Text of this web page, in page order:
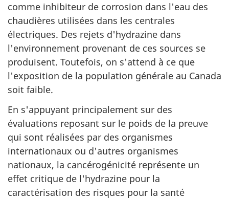
comme inhibiteur de corrosion dans l'eau des
chaudières utilisées dans les centrales
électriques. Des rejets d'hydrazine dans
l'environnement provenant de ces sources se
produisent. Toutefois, on s'attend à ce que
l'exposition de la population générale au Canada
soit faible.
En s'appuyant principalement sur des
évaluations reposant sur le poids de la preuve
qui sont réalisées par des organismes
internationaux ou d'autres organismes
nationaux, la cancérogénicité représente un
effet critique de l'hydrazine pour la
caractérisation des risques pour la santé